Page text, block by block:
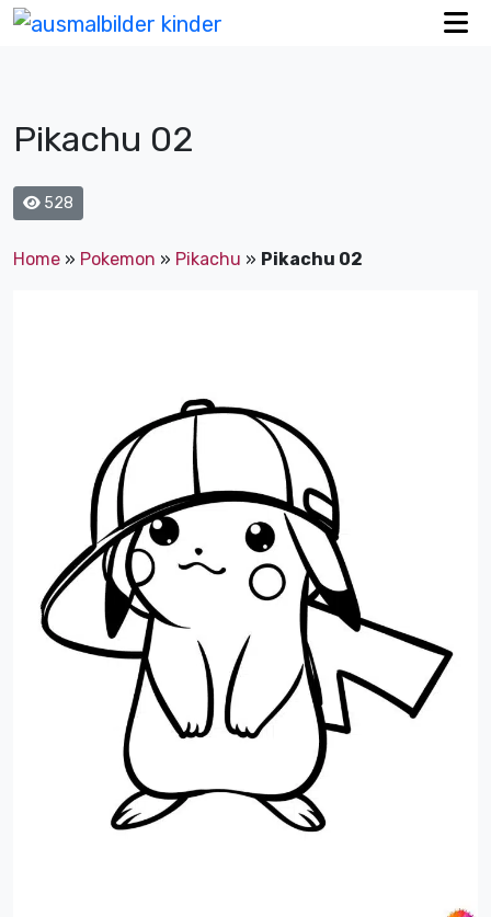
Pikachu 02
528
Home » Pokemon » Pikachu » Pikachu 02